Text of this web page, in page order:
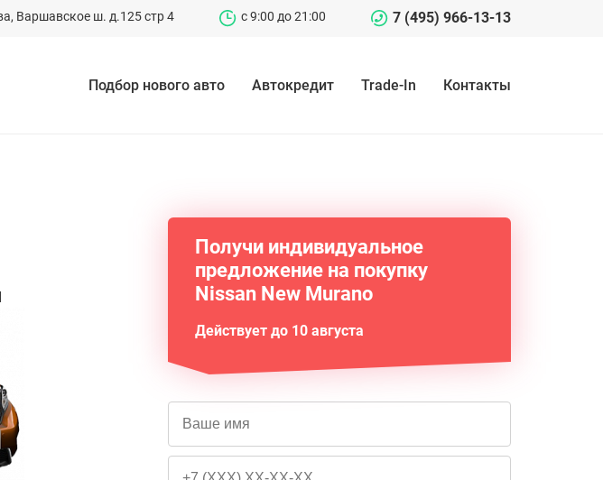
Варшавское ш. д.125 стр 4 c 9:00 до 21:00 7 (495) 966-13-13
Подбор нового авто Автокредит Trade-In Контакты
Получи индивидуальное
предложение на покупку
Nissan New Murano
Действует до 10 августа